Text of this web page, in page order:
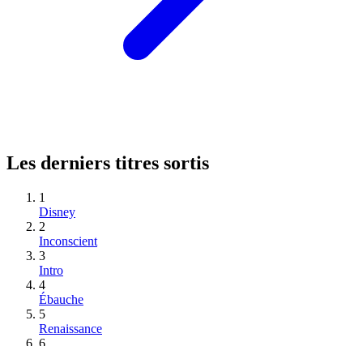
Les derniers titres sortis
1
Disney
2
Inconscient
3
Intro
4
Ébauche
5
Renaissance
6